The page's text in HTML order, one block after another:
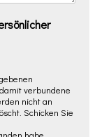
verbundene
nicht an
Schicken Sie
habe.